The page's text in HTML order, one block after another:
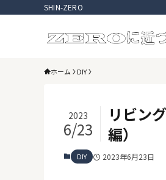
SHIN-ZERO
ホーム DIY
リビン
編）
2023
6/23
DIY 2023年6月23日